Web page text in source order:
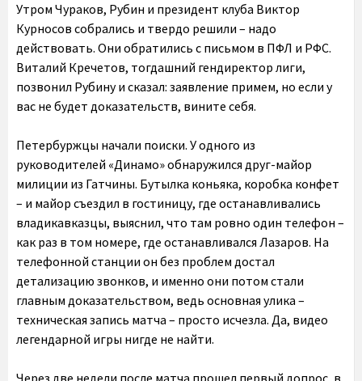
Утром Чураков, Рубин и президент клуба Виктор
Курносов собрались и твердо решили – надо
действовать. Они обратились с письмом в ПФЛ и РФС.
Виталий Кречетов, тогдашний гендиректор лиги,
позвонил Рубину и сказал: заявление примем, но если у
вас не будет доказательств, вините себя.
Петербуржцы начали поиски. У одного из
руководителей «Динамо» обнаружился друг-майор
милиции из Гатчины. Бутылка коньяка, коробка конфет
– и майор съездил в гостиницу, где останавливались
владикавказцы, выяснил, что там ровно один телефон –
как раз в том номере, где останавливался Лазаров. На
телефонной станции он без проблем достал
детализацию звонков, и именно они потом стали
главным доказательством, ведь основная улика –
техническая запись матча – просто исчезла. Да, видео
легендарной игры нигде не найти.
Через две недели после матча прошел первый допрос, в